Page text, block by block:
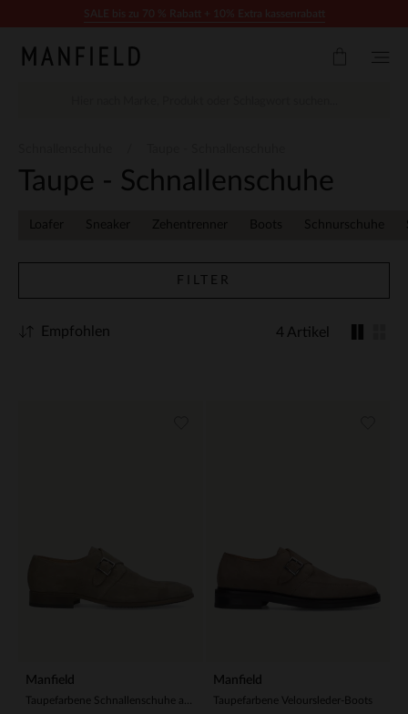
Taupe - Schnallenschuhe
Loafer Sneaker Zehentrenner Boots Schnurschuhe
FILTER
4 Artikel
Empfohlen
Manfield Manfield
Taupefarbene Veloursleder-Boots